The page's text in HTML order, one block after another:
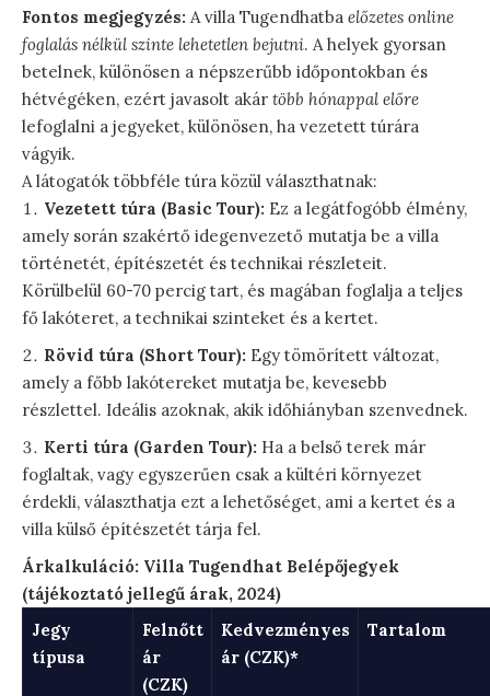
Fontos megjegyzés: A villa Tugendhatba előzetes online
foglalás nélkül szinte lehetetlen bejutni. A helyek gyorsan
betelnek, különösen a népszerűbb időpontokban és
hétvégéken, ezért javasolt akár több hónappal előre
lefoglalni a jegyeket, különösen, ha vezetett túrára
vágyik.
A látogatók többféle túra közül választhatnak:
Vezetett túra (Basic Tour): Ez a legátfogóbb élmény,
amely során szakértő idegenvezető mutatja be a villa
történetét, építészetét és technikai részleteit.
Körülbelül 60-70 percig tart, és magában foglalja a teljes
fő lakóteret, a technikai szinteket és a kertet.
Rövid túra (Short Tour): Egy tömörített változat,
amely a főbb lakótereket mutatja be, kevesebb
részlettel. Ideális azoknak, akik időhiányban szenvednek.
Kerti túra (Garden Tour): Ha a belső terek már
foglaltak, vagy egyszerűen csak a kültéri környezet
érdekli, választhatja ezt a lehetőséget, ami a kertet és a
villa külső építészetét tárja fel.
Árkalkuláció: Villa Tugendhat Belépőjegyek
(tájékoztató jellegű árak, 2024)
Jegy
típusa
Felnőtt
ár
(CZK)
Kedvezményes
ár (CZK)*
Tartalom